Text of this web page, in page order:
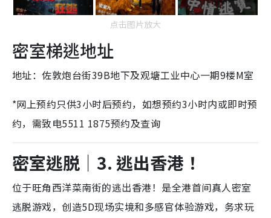
点击图片放大
密室梯逃地址
地址：佐敦炮台街39B地下及观塘工业中心一期9楼M室
*网上预约只供3小时后预约，如想预约3小时内或即时预
约，需致电5511 1875预约及查询
密室逃脱 ｜ 3. 逃出香港！
位于旺角西洋菜南街的逃出香港！是全港首间真人密室
逃脱游戏，创造5D现场实境和多感官体验游戏，务求玩